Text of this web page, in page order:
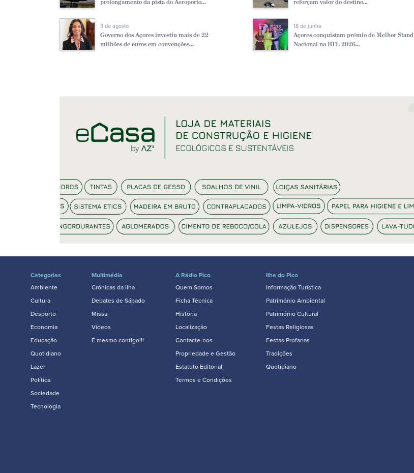
prolongamento da pista do Aeroporto...
3 de agosto
Governo dos Açores investiu mais de 22
milhões de euros em convenções...
reforçam valor do destino...
18 de junho
Açores conquistam prémio de Melhor Stand
Nacional na BTL 2026...
Categorias
Ambiente
Cultura
Desporto
Economia
Educação
Quotidiano
Lazer
Política
Sociedade
Tecnologia
Multimédia
Crónicas da Ilha
Debates de Sábado
Missa
Vídeos
É mesmo contigo!!!
A Rádio Pico
Quem Somos
Ficha Técnica
História
Localização
Contacte-nos
Propriedade e Gestão
Estatuto Editorial
Termos e Condições
Ilha do Pico
Informação Turística
Património Ambiental
Património Cultural
Festas Religiosas
Festas Profanas
Tradições
Quotidiano